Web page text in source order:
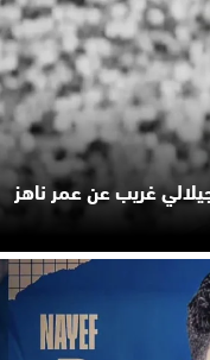
غريب عن عمر ناهز